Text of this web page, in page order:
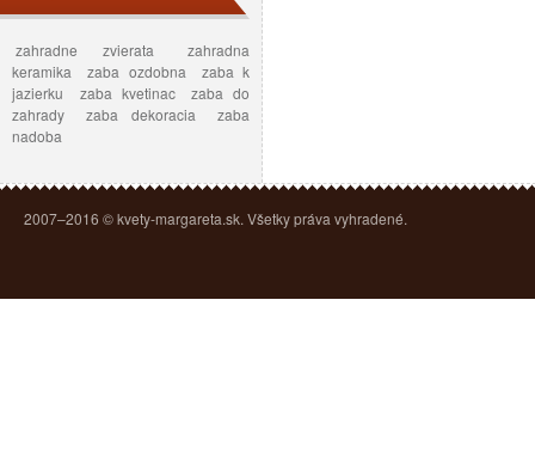
zahradne zvierata
zahradna
keramika
zaba ozdobna
zaba k
jazierku
zaba kvetinac
zaba do
zahrady
zaba dekoracia
zaba
nadoba
2007–2016 © kvety-margareta.sk. Všetky práva vyhradené.